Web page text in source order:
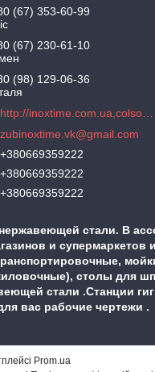
(67) 353-60-99
(67) 230-61-10
(98) 129-06-36
zubinoxtime.vk@gmail.com
+380669359222
+380669359222
+380669359222
стали. В
и супермаркетов
столы для
стали .Станции
вас рабочие чертежи .
Prom.ua